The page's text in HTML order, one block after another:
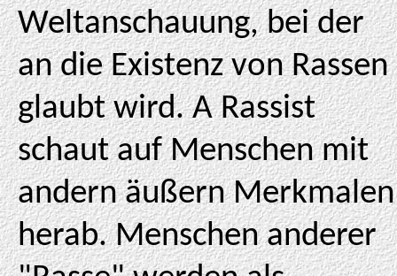
Weltanschauung, bei der
an die Existenz von Rassen
glaubt wird. A Rassist
schaut auf Menschen mit
andern äußern Merkmalen
herab. Menschen anderer